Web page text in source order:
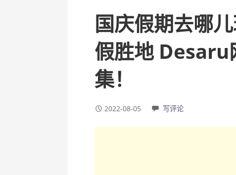
国庆假期去哪
假胜地 Desaru
集！
2022-08-05 写评论